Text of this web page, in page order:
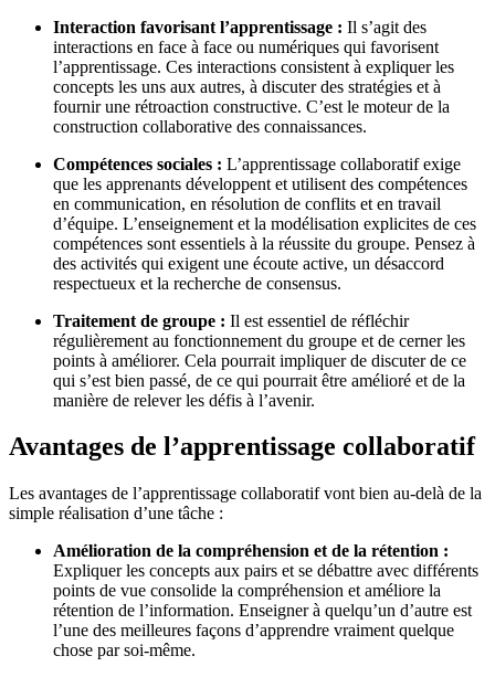
Interaction favorisant l’apprentissage : Il s’agit des
interactions en face à face ou numériques qui favorisent
l’apprentissage. Ces interactions consistent à expliquer les
concepts les uns aux autres, à discuter des stratégies et à
fournir une rétroaction constructive. C’est le moteur de la
construction collaborative des connaissances.
Compétences sociales : L’apprentissage collaboratif exige
que les apprenants développent et utilisent des compétences
en communication, en résolution de conflits et en travail
d’équipe. L’enseignement et la modélisation explicites de ces
compétences sont essentiels à la réussite du groupe. Pensez à
des activités qui exigent une écoute active, un désaccord
respectueux et la recherche de consensus.
Traitement de groupe : Il est essentiel de réfléchir
régulièrement au fonctionnement du groupe et de cerner les
points à améliorer. Cela pourrait impliquer de discuter de ce
qui s’est bien passé, de ce qui pourrait être amélioré et de la
manière de relever les défis à l’avenir.
Avantages de l’apprentissage collaboratif
Les avantages de l’apprentissage collaboratif vont bien au-delà de la
simple réalisation d’une tâche :
Amélioration de la compréhension et de la rétention :
Expliquer les concepts aux pairs et se débattre avec différents
points de vue consolide la compréhension et améliore la
rétention de l’information. Enseigner à quelqu’un d’autre est
l’une des meilleures façons d’apprendre vraiment quelque
chose par soi-même.